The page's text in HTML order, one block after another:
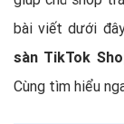
bài viết dưới
sàn TikTok
Cùng tìm hiểu